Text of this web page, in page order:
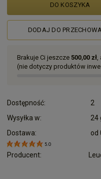
DO KOSZYKA
DODAJ DO
Brakuje Ci jeszcze 500,00 zł
(nie dotyczy produktów
Dostępność:
2
Wysyłka w:
24
Dostawa:
od
5.0
Producent: